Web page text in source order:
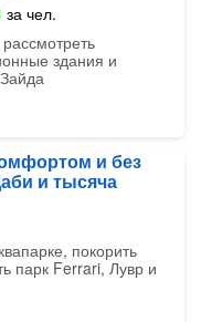
за чел.
здания и
и без
и тысяча
покорить
парк Ferrari, Лувр и